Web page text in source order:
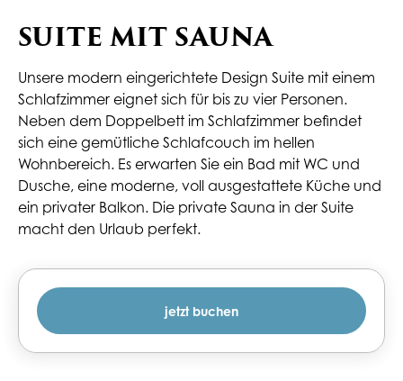
SUITE MIT SAUNA
Unsere modern eingerichtete Design Suite mit einem
Schlafzimmer eignet sich für bis zu vier Personen.
Neben dem Doppelbett im Schlafzimmer befindet
sich eine gemütliche Schlafcouch im hellen
Wohnbereich. Es erwarten Sie ein Bad mit WC und
Dusche, eine moderne, voll ausgestattete Küche und
ein privater Balkon. Die private Sauna in der Suite
macht den Urlaub perfekt.
jetzt buchen